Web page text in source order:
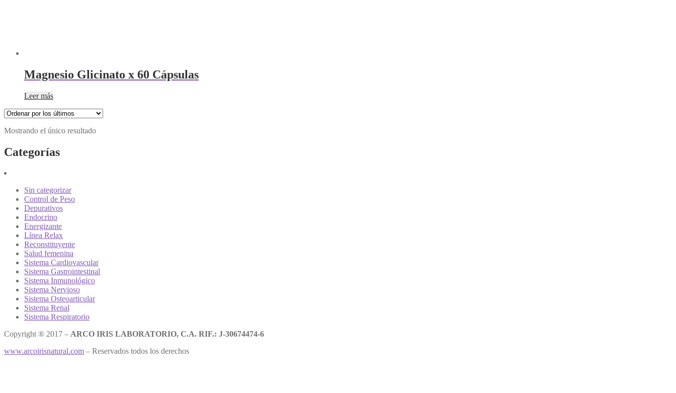
Magnesio Glicinato x 60 Cápsulas
Leer más
Mostrando el único resultado
Categorías
Sin categorizar
Control de Peso
Depurativos
Endocrino
Energizante
Línea Relax
Reconstituyente
Salud femenina
Sistema Cardiovascular
Sistema Gastrointestinal
Sistema Inmunológico
Sistema Nervioso
Sistema Osteoarticular
Sistema Renal
Sistema Respiratorio
Copyright ® 2017 – ARCO IRIS LABORATORIO, C.A. RIF.: J-30674474-6
www.arcoirisnatural.com – Reservados todos los derechos